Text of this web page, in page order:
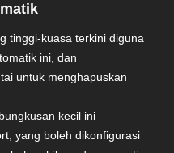
tinggi-kuasa terkini diguna
ini, dan
untuk menghapuskan
kecil ini
yang boleh dikonfigurasi